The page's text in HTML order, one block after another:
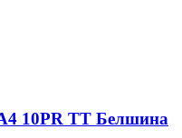
10PR TT Белшина